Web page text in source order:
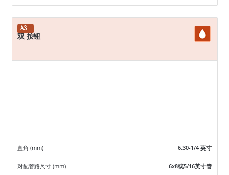
A3
双 按钮
直角 (mm) 6.30-1/4 英寸
对配管路尺寸 (mm) 6x8或5/16英寸管